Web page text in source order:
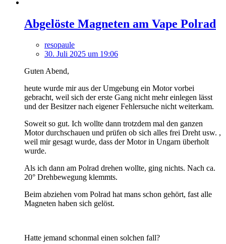
Abgelöste Magneten am Vape Polrad
resopaule
30. Juli 2025 um 19:06
Guten Abend,
heute wurde mir aus der Umgebung ein Motor vorbei
gebracht, weil sich der erste Gang nicht mehr einlegen lässt
und der Besitzer nach eigener Fehlersuche nicht weiterkam.
Soweit so gut. Ich wollte dann trotzdem mal den ganzen
Motor durchschauen und prüfen ob sich alles frei Dreht usw. ,
weil mir gesagt wurde, dass der Motor in Ungarn überholt
wurde.
Als ich dann am Polrad drehen wollte, ging nichts. Nach ca.
20° Drehbewegung klemmts.
Beim abziehen vom Polrad hat mans schon gehört, fast alle
Magneten haben sich gelöst.
Hatte jemand schonmal einen solchen fall?